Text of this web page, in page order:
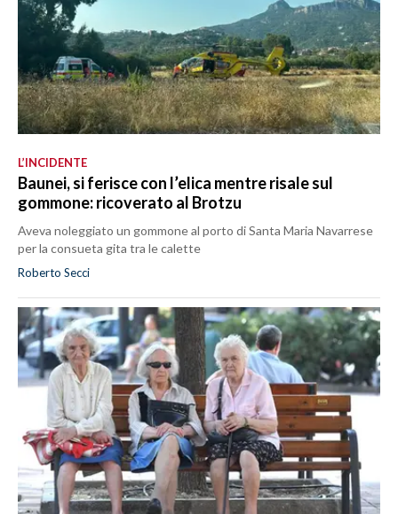
L’INCIDENTE
Baunei, si ferisce con l’elica mentre risale sul
gommone: ricoverato al Brotzu
Aveva noleggiato un gommone al porto di Santa Maria Navarrese
per la consueta gita tra le calette
Roberto Secci